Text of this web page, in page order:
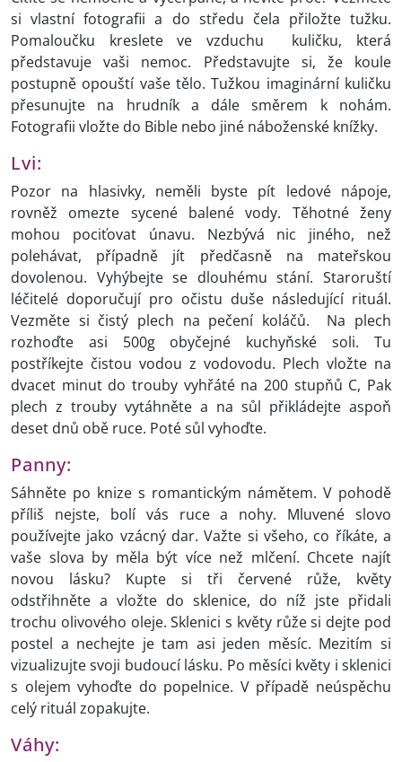
si vlastní fotografii a do středu čela přiložte tužku.
Pomaloučku kreslete ve vzduchu kuličku, která
představuje vaši nemoc. Představujte si, že koule
postupně opouští vaše tělo. Tužkou imaginární kuličku
přesunujte na hrudník a dále směrem k nohám.
Fotografii vložte do Bible nebo jiné náboženské knížky.
Lvi:
Pozor na hlasivky, neměli byste pít ledové nápoje,
rovněž omezte sycené balené vody. Těhotné ženy
mohou pociťovat únavu. Nezbývá nic jiného, než
polehávat, případně jít předčasně na mateřskou
dovolenou. Vyhýbejte se dlouhému stání. Staroruští
léčitelé doporučují pro očistu duše následující rituál.
Vezměte si čistý plech na pečení koláčů. Na plech
rozhoďte asi 500g obyčejné kuchyňské soli. Tu
postříkejte čistou vodou z vodovodu. Plech vložte na
dvacet minut do trouby vyhřáté na 200 stupňů C, Pak
plech z trouby vytáhněte a na sůl přikládejte aspoň
deset dnů obě ruce. Poté sůl vyhoďte.
Panny:
Sáhněte po knize s romantickým námětem. V pohodě
příliš nejste, bolí vás ruce a nohy. Mluvené slovo
používejte jako vzácný dar. Važte si všeho, co říkáte, a
vaše slova by měla být více než mlčení. Chcete najít
novou lásku? Kupte si tři červené růže, květy
odstřihněte a vložte do sklenice, do níž jste přidali
trochu olivového oleje. Sklenici s květy růže si dejte pod
postel a nechejte je tam asi jeden měsíc. Mezitím si
vizualizujte svoji budoucí lásku. Po měsíci květy i sklenici
s olejem vyhoďte do popelnice. V případě neúspěchu
celý rituál zopakujte.
Váhy: